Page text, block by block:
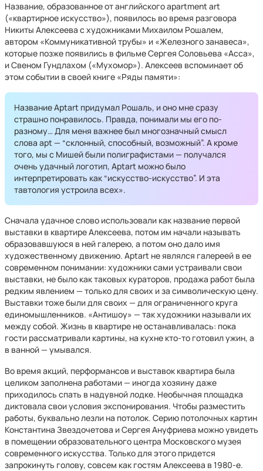
Название, образованное от английского apartment art
(«квартирное искусство»), появилось во время разговора
Никиты Алексеева с художниками Михаилом Рошалем,
автором «Коммуникативной трубы» и «Железного занавеса»,
которые позже появились в фильме Сергея Соловьева «Асса»,
и Свеном Гундлахом («Мухомор»). Алексеев вспоминает об
этом событии в своей книге «Ряды памяти»:
Название Aptart придумал Рошаль, и оно мне сразу
страшно понравилось. Правда, понимали мы его по-
разному… Для меня важнее был многозначный смысл
слова apt — “склонный, способный, возможный”. А кроме
того, мы с Мишей были полиграфистами — получался
очень удачный логотип, Aptart можно было
интерпретировать как “искусство-искусство”. И эта
тавтология устроила всех».
Сначала удачное слово использовали как название первой
выставки в квартире Алексеева, потом им начали называть
образовавшуюся в ней галерею, а потом оно дало имя
художественному движению. Aptart не являлся галереей в ее
современном понимании: художники сами устраивали свои
выставки, не было как таковых кураторов, продажа работ была
редким явлением — только для своих и за символическую цену.
Выставки тоже были для своих — для ограниченного круга
единомышленников. «Антишоу» — так художники называли их
между собой. Жизнь в квартире не останавливалась: пока
гости рассматривали картины, на кухне кто-то готовил ужин, а
в ванной — умывался.
Во время акций, перформансов и выставок квартира была
целиком заполнена работами — иногда хозяину даже
приходилось спать в надувной лодке. Необычная площадка
диктовала свои условия экспонирования. Чтобы разместить
работы, буквально лезли на потолок. Серию потолочных картин
Константина Звездочетова и Сергея Ануфриева можно увидеть
в помещении образовательного центра Московского музея
современного искусства. Только для этого придется
запрокинуть голову, совсем как гостям Алексеева в 1980-е.